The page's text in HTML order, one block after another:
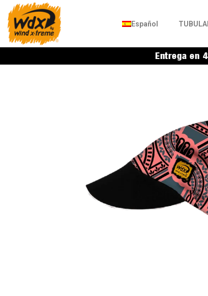
Español
Entrega en